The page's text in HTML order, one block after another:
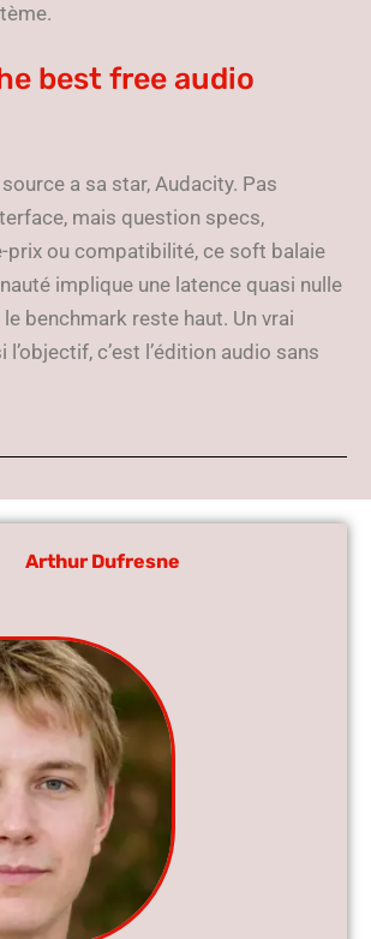
best free audio
a sa star, Audacity. Pas
mais question specs,
prix ou compatibilité, ce soft balaie
implique une latence quasi nulle
benchmark reste haut. Un vrai
c’est l’édition audio sans
Arthur Dufresne